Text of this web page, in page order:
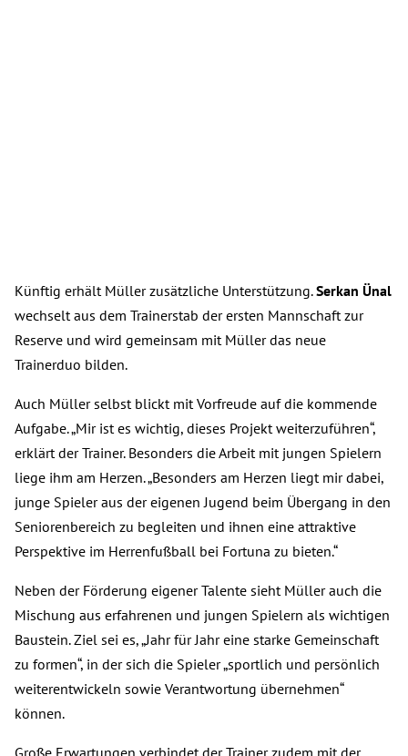
Künftig erhält Müller zusätzliche Unterstützung.Serkan Ünal
wechselt aus dem Trainerstab der ersten Mannschaft zur
Reserve und wird gemeinsam mit Müller das neue
Trainerduo bilden.
Auch Müller selbst blickt mit Vorfreude auf die kommende
Aufgabe. „Mir ist es wichtig, dieses Projekt weiterzuführen“,
erklärt der Trainer. Besonders die Arbeit mit jungen Spielern
liege ihm am Herzen. „Besonders am Herzen liegt mir dabei,
junge Spieler aus der eigenen Jugend beim Übergang in den
Seniorenbereich zu begleiten und ihnen eine attraktive
Perspektive im Herrenfußball bei Fortuna zu bieten.“
Neben der Förderung eigener Talente sieht Müller auch die
Mischung aus erfahrenen und jungen Spielern als wichtigen
Baustein. Ziel sei es, „Jahr für Jahr eine starke Gemeinschaft
zu formen“, in der sich die Spieler „sportlich und persönlich
weiterentwickeln sowie Verantwortung übernehmen“
können.